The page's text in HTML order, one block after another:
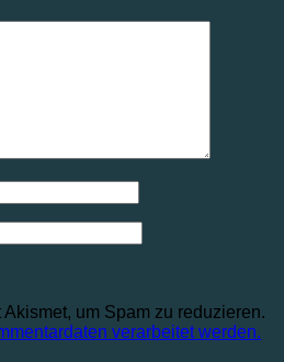
um Spam zu reduzieren.
verarbeitet werden.